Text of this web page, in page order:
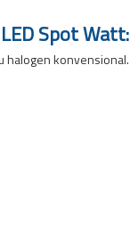
Spot Watt:
halogen konvensional.